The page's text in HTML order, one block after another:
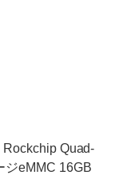
Quad-
ジeMMC 16GB